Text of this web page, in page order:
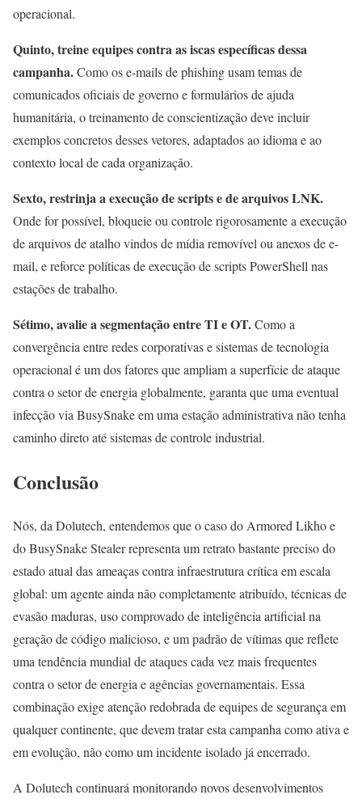
operacional.
Quinto, treine equipes contra as iscas específicas dessa
campanha.Como os e-mails de phishing usam temas de
comunicados oficiais de governo e formulários de ajuda
humanitária, o treinamento de conscientização deve incluir
exemplos concretos desses vetores, adaptados ao idioma e ao
contexto local de cada organização.
Sexto, restrinja a execução de scripts e de arquivos LNK.
Onde for possível, bloqueie ou controle rigorosamente a execução
de arquivos de atalho vindos de mídia removível ou anexos de e-
mail, e reforce políticas de execução de scripts PowerShell nas
estações de trabalho.
Sétimo, avalie a segmentação entre TI e OT.Como a
convergência entre redes corporativas e sistemas de tecnologia
operacional é um dos fatores que ampliam a superfície de ataque
contra o setor de energia globalmente, garanta que uma eventual
infecção via BusySnake em uma estação administrativa não tenha
caminho direto até sistemas de controle industrial.
Conclusão
Nós, da Dolutech, entendemos que o caso do Armored Likho e
do BusySnake Stealer representa um retrato bastante preciso do
estado atual das ameaças contra infraestrutura crítica em escala
global: um agente ainda não completamente atribuído, técnicas de
evasão maduras, uso comprovado de inteligência artificial na
geração de código malicioso, e um padrão de vítimas que reflete
uma tendência mundial de ataques cada vez mais frequentes
contra o setor de energia e agências governamentais. Essa
combinação exige atenção redobrada de equipes de segurança em
qualquer continente, que devem tratar esta campanha como ativa e
em evolução, não como um incidente isolado já encerrado.
A Dolutech continuará monitorando novos desenvolvimentos